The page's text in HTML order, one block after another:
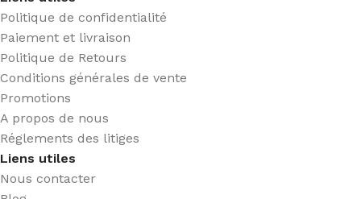
Politique de confidentialité
Paiement et livraison
Politique de Retours
Conditions générales de vente
Promotions
A propos de nous
Réglements des litiges
Liens utiles
Nous contacter